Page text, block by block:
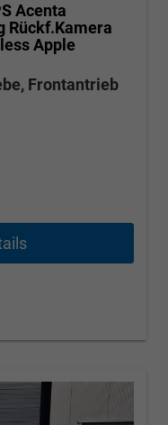
Acenta
Rückf.Kamera
Apple
Frontantrieb